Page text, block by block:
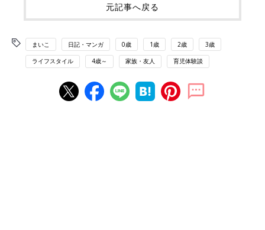
元記事へ戻る
まいこ 日記・マンガ 0歳 1歳 2歳 3歳
ライフスタイル 4歳～ 家族・友人 育児体験談